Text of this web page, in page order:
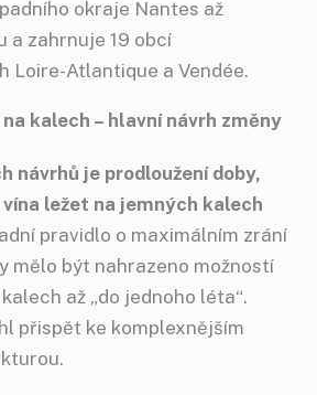
okraje Nantes až
a zahrnuje 19 obcí
Loire-Atlantique a Vendée.
kalech – hlavní návrh změny
návrhů je prodloužení doby,
ležet na jemných kalech
pravidlo o maximálním zrání
mělo být nahrazeno možností
až „do jednoho léta“.
přispět ke komplexnějším